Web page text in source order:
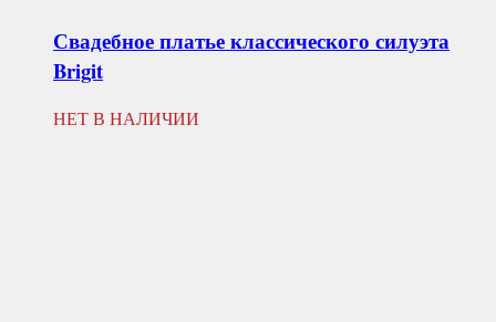
Свадебное платье классического силуэта
Brigit
НЕТ В НАЛИЧИИ